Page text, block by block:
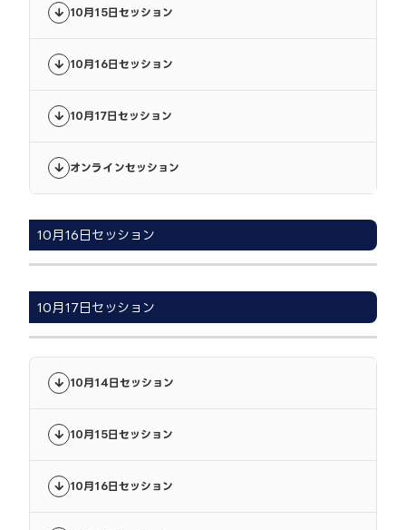
10月15日セッション
10月16日セッション
10月17日セッション
オンラインセッション
10月16日セッション
10月17日セッション
10月14日セッション
10月15日セッション
10月16日セッション